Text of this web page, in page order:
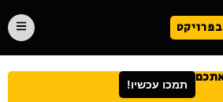
תמכו עכשיו!